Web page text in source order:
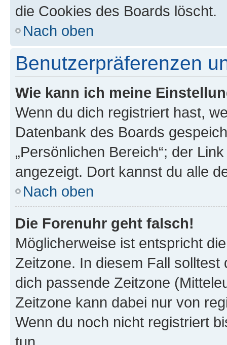
die Cookies des Boards löscht.
Nach oben
Benutzerpräferenzen
Wie kann ich meine
Wenn du dich registriert hast,
Datenbank des Boards
„Persönlichen Bereich“; der
angezeigt. Dort kannst du alle
Nach oben
Die Forenuhr geht falsch!
Möglicherweise ist entspricht
Zeitzone. In diesem Fall solltest
dich passende Zeitzone
Zeitzone kann dabei nur von
Wenn du noch nicht registriert
tun.